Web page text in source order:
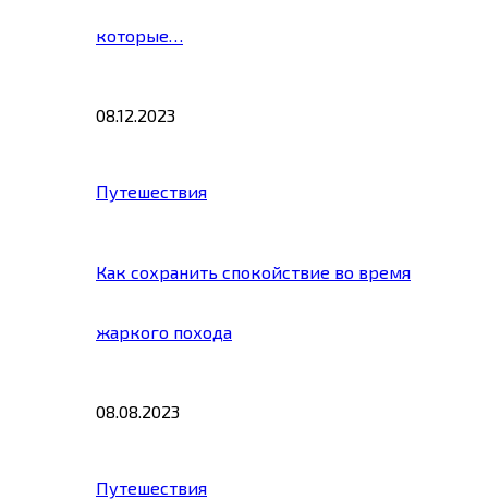
которые…
08.12.2023
Путешествия
Как сохранить спокойствие во время
жаркого похода
08.08.2023
Путешествия